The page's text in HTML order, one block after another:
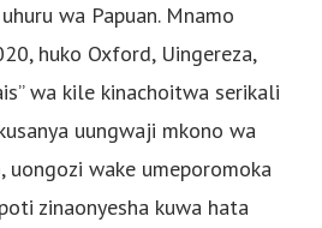
wa Papuan. Mnamo
huko Oxford, Uingereza,
wa kile kinachoitwa serikali
uungwaji mkono wa
uongozi wake umeporomoka
zinaonyesha kuwa hata